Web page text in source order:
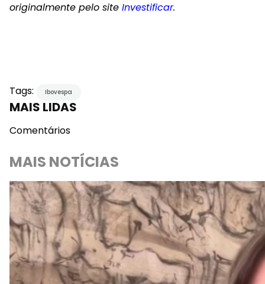
originalmente pelo site Investificar.
Tags: Ibovespa
MAIS LIDAS
Comentários
MAIS NOTÍCIAS